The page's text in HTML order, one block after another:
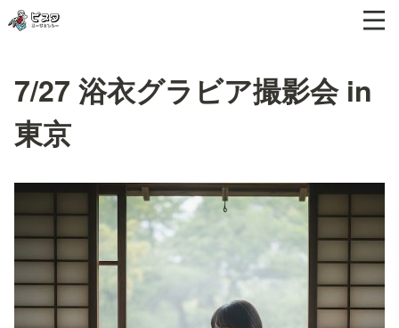
7/27 浴衣グラビア撮影会 in
東京